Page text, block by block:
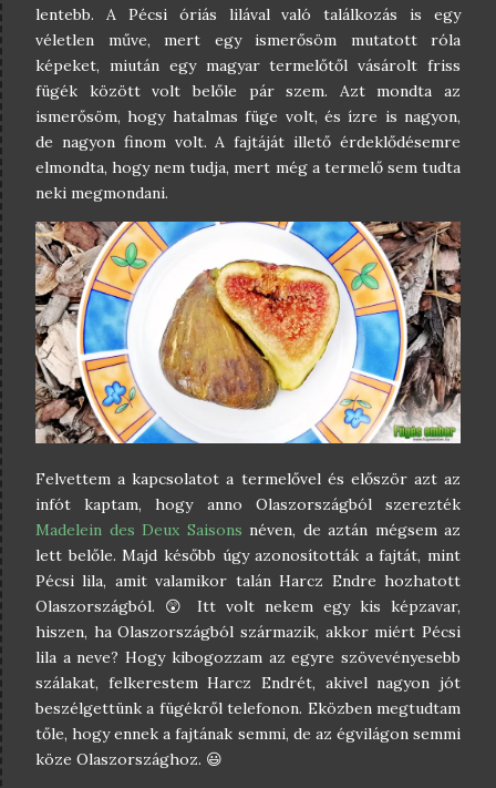
lentebb. A Pécsi óriás lilával való találkozás is egy
véletlen műve, mert egy ismerősöm mutatott róla
képeket, miután egy magyar termelőtől vásárolt friss
fügék között volt belőle pár szem. Azt mondta az
ismerősöm, hogy hatalmas füge volt, és ízre is nagyon,
de nagyon finom volt. A fajtáját illető érdeklődésemre
elmondta, hogy nem tudja, mert még a termelő sem tudta
neki megmondani.
Felvettem a kapcsolatot a termelővel és először azt az
infót kaptam, hogy anno Olaszországból szerezték
Madelein des Deux Saisons néven, de aztán mégsem az
lett belőle. Majd később úgy azonosították a fajtát, mint
Pécsi lila, amit valamikor talán Harcz Endre hozhatott
Olaszországból. 😲 Itt volt nekem egy kis képzavar,
hiszen, ha Olaszországból származik, akkor miért Pécsi
lila a neve? Hogy kibogozzam az egyre szövevényesebb
szálakat, felkerestem Harcz Endrét, akivel nagyon jót
beszélgettünk a fügékről telefonon. Eközben megtudtam
tőle, hogy ennek a fajtának semmi, de az égvilágon semmi
köze Olaszországhoz. 😃